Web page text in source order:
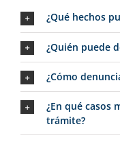
¿Qué hechos
¿Quién puede
¿Cómo
¿En qué casos
trámite?